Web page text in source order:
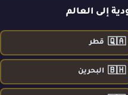
إلى العالم
🇶🇦 قطر
🇧🇭 البحرين